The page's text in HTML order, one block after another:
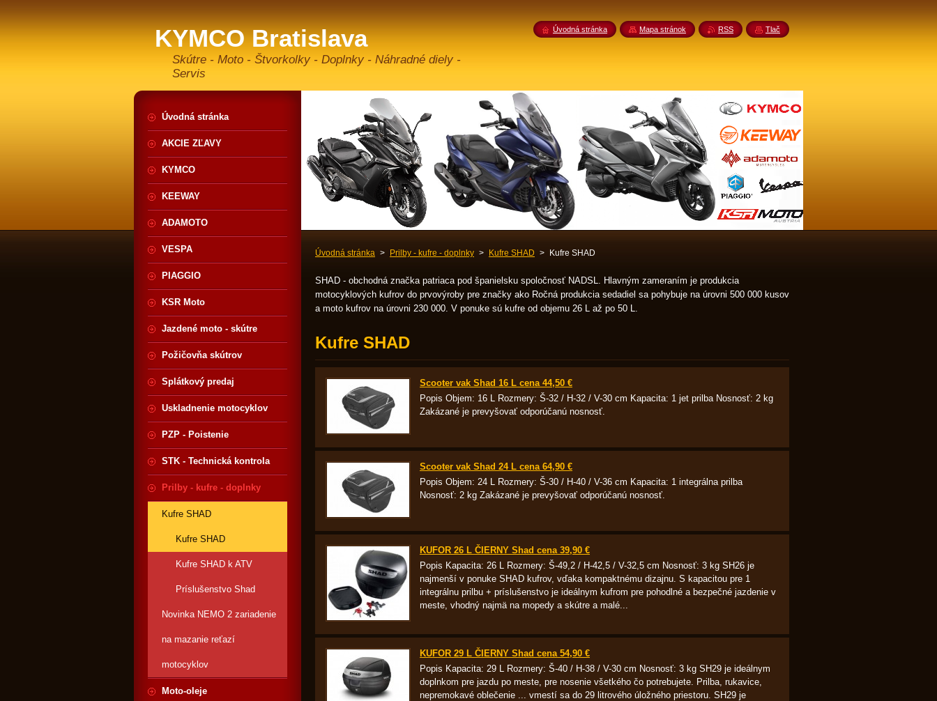
KYMCO Bratislava
Skútre - Moto - Štvorkolky - Doplnky - Náhradné diely -
Servis
Úvodná stránka > Prilby - kufre - doplnky > Kufre SHAD > Kufre SHAD
SHAD - obchodná značka patriaca pod španielsku spoločnosť NADSL. Hlavným zameraním je produkcia
motocyklových kufrov do prvovýroby pre značky ako Ročná produkcia sedadiel sa pohybuje na úrovni 500 000 kusov
a moto kufrov na úrovni 230 000. V ponuke sú kufre od objemu 26 L až po 50 L.
Kufre SHAD
Scooter vak Shad 16 L cena 44,50 €
Popis Objem: 16 L Rozmery: Š-32 / H-32 / V-30 cm Kapacita: 1 jet prilba Nosnosť: 2 kg
Zakázané je prevyšovať odporúčanú nosnosť.
Scooter vak Shad 24 L cena 64,90 €
Popis Objem: 24 L Rozmery: Š-30 / H-40 / V-36 cm Kapacita: 1 integrálna prilba
Nosnosť: 2 kg Zakázané je prevyšovať odporúčanú nosnosť.
KUFOR 26 L ČIERNY Shad cena 39,90 €
Popis Kapacita: 26 L Rozmery: Š-49,2 / H-42,5 / V-32,5 cm Nosnosť: 3 kg SH26 je
najmenší v ponuke SHAD kufrov, vďaka kompaktnému dizajnu. S kapacitou pre 1
integrálnu prilbu + príslušenstvo je ideálnym kufrom pre pohodlné a bezpečné jazdenie v
meste, vhodný najmä na mopedy a skútre a malé...
KUFOR 29 L ČIERNY Shad cena 54,90 €
Popis Kapacita: 29 L Rozmery: Š-40 / H-38 / V-30 cm Nosnosť: 3 kg SH29 je ideálnym
doplnkom pre jazdu po meste, pre nosenie všetkého čo potrebujete. Prilba, rukavice,
nepremokavé oblečenie ... vmestí sa do 29 litrového úložného priestoru. SH29 je
Úvodná stránka
AKCIE ZĽAVY
KYMCO
KEEWAY
ADAMOTO
VESPA
PIAGGIO
KSR Moto
Jazdené moto - skútre
Požičovňa skútrov
Splátkový predaj
Uskladnenie motocyklov
PZP - Poistenie
STK - Technická kontrola
Prilby - kufre - doplnky
Kufre SHAD
Kufre SHAD
Kufre SHAD k ATV
Príslušenstvo Shad
Novinka NEMO 2 zariadenie
na mazanie reťazí
motocyklov
Moto-oleje
Úvodná stránka Mapa stránok RSS Tlač